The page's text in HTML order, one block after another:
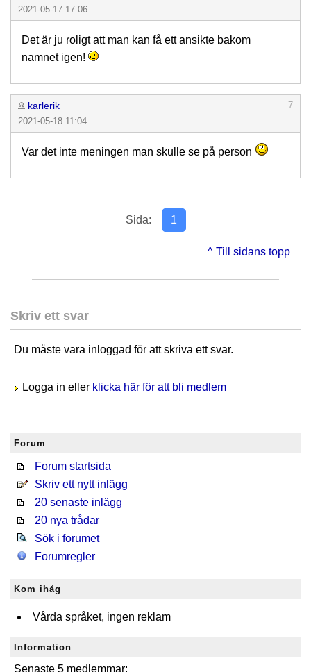
2021-05-17 17:06
Det är ju roligt att man kan få ett ansikte bakom
namnet igen!
karlerik
7
2021-05-18 11:04
Var det inte meningen man skulle se på person
Sida: 1
^ Till sidans topp
Skriv ett svar
Du måste vara inloggad för att skriva ett svar.
Logga in eller klicka här för att bli medlem
Forum
Forum startsida
Skriv ett nytt inlägg
20 senaste inlägg
20 nya trådar
Sök i forumet
Forumregler
Kom ihåg
Vårda språket, ingen reklam
Information
Senaste 5 medlemmar: